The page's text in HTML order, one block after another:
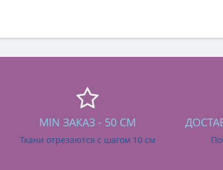
MIN ЗАКАЗ - 50 СМ
Ткани отрезаются с шагом 10 см